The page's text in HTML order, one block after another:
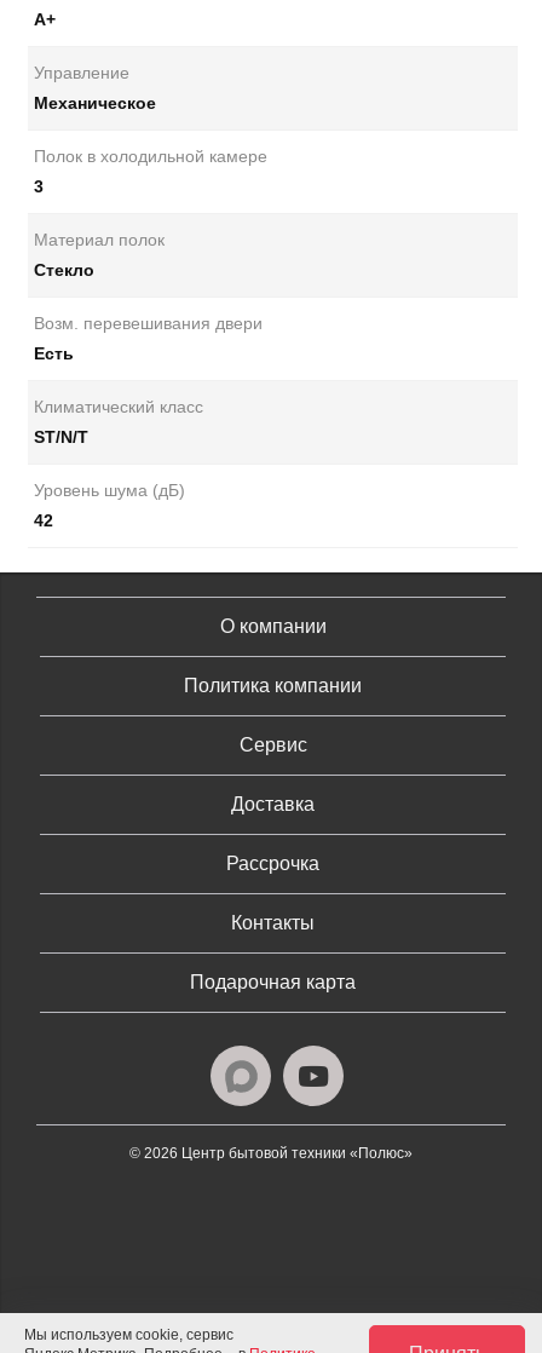
А+
Управление
Механическое
Полок в холодильной камере
3
Материал полок
Стекло
Возм. перевешивания двери
Есть
Климатический класс
ST/N/T
Уровень шума (дБ)
42
О компании
Политика компании
Сервис
Доставка
Рассрочка
Контакты
Подарочная карта
© 2026 Центр бытовой техники «Полюс»
Мы используем cookie, сервис